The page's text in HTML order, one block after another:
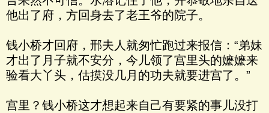
他出了府，方回身去了老王爷的院子。
钱小桥才回府，邢夫人就匆忙跑过来报信：“弟妹
才出了月子就不安分，今儿领了宫里头的嬷嬷来
验看大丫头，估摸没几月的功夫就要进宫了。”
宫里？钱小桥这才想起来自己有要紧的事儿没打